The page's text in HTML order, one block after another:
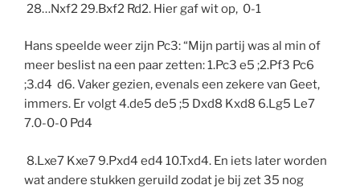
28…Nxf2 29.Bxf2 Rd2. Hier gaf wit op, 0-1
Hans speelde weer zijn Pc3: “Mijn partij was al min of
meer beslist na een paar zetten: 1.Pc3 e5 ;2.Pf3 Pc6
;3.d4 d6. Vaker gezien, evenals een zekere van Geet,
immers. Er volgt 4.de5 de5 ;5 Dxd8 Kxd8 6.Lg5 Le7
7.0-0-0 Pd4
8.Lxe7 Kxe7 9.Pxd4 ed4 10.Txd4. En iets later worden
wat andere stukken geruild zodat je bij zet 35 nog